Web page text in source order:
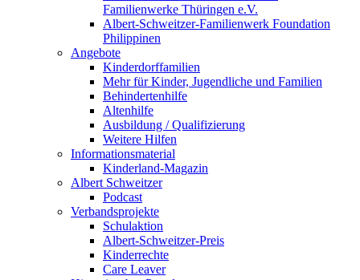
Familienwerke Thüringen e.V.
Albert-Schweitzer-Familienwerk Foundation
Philippinen
Angebote
Kinderdorffamilien
Mehr für Kinder, Jugendliche und Familien
Behindertenhilfe
Altenhilfe
Ausbildung / Qualifizierung
Weitere Hilfen
Informationsmaterial
Kinderland-Magazin
Albert Schweitzer
Podcast
Verbandsprojekte
Schulaktion
Albert-Schweitzer-Preis
Kinderrechte
Care Leaver